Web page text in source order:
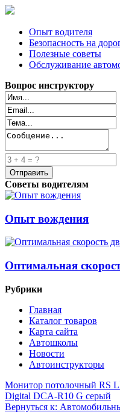
Опыт водителя
Безопасность на
Полезные советы
Обслуживание
Вопрос инструктору
Советы водителям
Опыт вождения
Оптимальная
Рубрики
Главная
Каталог товаров
Карта сайта
Автошколы
Новости
Автоинструкторы
Монитор потолочный RS
Digital DCA-R10 G серый
Вернуться к: